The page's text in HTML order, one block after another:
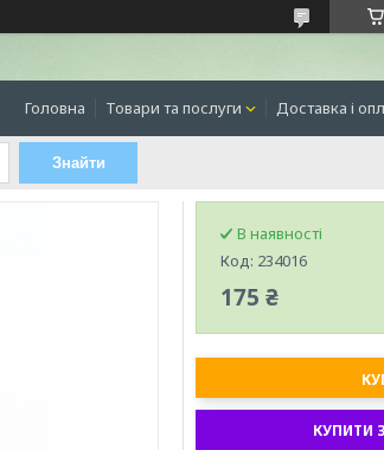
Головна Товари та послуги Доставка і
Знайти
В наявності
Код: 234016
175 ₴
КУПИТИ З